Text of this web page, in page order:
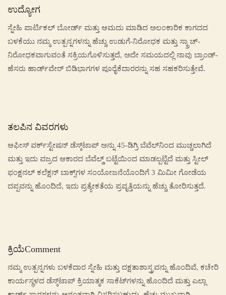
ಉದ್ಯೋಗ
ಸ್ನೇಹಿ ಪಾರ್ಟಿಕಲ್ ಬೋರ್ಡ್ ಮತ್ತು ಆಮದು ಮಾಡಿದ ಅಲಂಕಾರಿಕ ಕಾಗದದ
ಬಳಕೆಯು ನಮ್ಮ ಉತ್ಪನ್ನಗಳನ್ನು ಹೆಚ್ಚು ಉಡುಗೆ-ನಿರೋಧಕ ಮತ್ತು ಸ್ಕ್ರಾಚ್-
ನಿರೋಧಕವಾಗುವಂತೆ ಸಕ್ರಿಯಗೊಳಿಸುತ್ತದೆ, ಅದೇ ಸಮಯದಲ್ಲಿ ನಾವು ಬ್ರಾಂಡ್-
ಹೆಸರು ಹಾರ್ಡ್‌ವೇರ್ ಬಿಡಿಭಾಗಗಳ ಪೂರೈಕೆದಾರರನ್ನು ಸಹ ಸಹಕರಿಸುತ್ತೇವೆ.
ತಲಪಿನ ವಿವರಗಳು
ಆಫೀಸ್ ವರ್ಕ್‌ಸ್ಟೇಷನ್ ಡೆಸ್ಕ್‌ಟಾಪ್ ಅನ್ನು 45-ಡಿಗ್ರಿ ಬೆವೆಲ್‌ನಿಂದ ಮುಚ್ಚಲಾಗಿದೆ
ಮತ್ತು ಇದು ವಜ್ರದ ಆಕಾರದ ಬೆವೆಲ್ಡ್ ಬಟ್ಟೆಯಿಂದ ಮಾಡಲ್ಪಟ್ಟಿದೆ ಮತ್ತು ಸ್ಟೀಲ್
ಫಂಕ್ಷನಲ್ ಕಲೆಕ್ಷನ್ ಬಾಕ್ಸ್‌ಗಳ ಸಂಯೋಜನೆಯೊಂದಿಗೆ 3 ಮಿಮೀ ಗೋಡೆಯ
ದಪ್ಪವನ್ನು ಹೊಂದಿದೆ, ಇದು ಪ್ರತ್ಯೇಕತೆಯ ಪ್ರವೃತ್ತಿಯನ್ನು ಹೆಚ್ಚು ತೋರಿಸುತ್ತದೆ.
ಕ್ರಿಯೆComment
ನಮ್ಮ ಉತ್ಪನ್ನಗಳು ಬಳಕೆದಾರ ಸ್ನೇಹಿ ಮತ್ತು ದಕ್ಷತಾಶಾಸ್ತ್ರವನ್ನು ಹೊಂದಿವೆ, ಕಚೇರಿ
ಕಾರ್ಯಸ್ಥಳದ ಡೆಸ್ಕ್‌ಟಾಪ್ ಕ್ರಿಯಾತ್ಮಕ ಸಾಕೆಟ್‌ಗಳನ್ನು ಹೊಂದಿದೆ ಮತ್ತು ಎಲ್ಲಾ